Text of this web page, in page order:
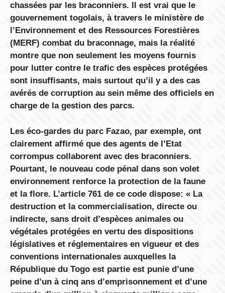
chassées par les braconniers. Il est vrai que le
gouvernement togolais, à travers le ministère de
l’Environnement et des Ressources Forestières
(MERF) combat du braconnage, mais la réalité
montre que non seulement les moyens fournis
pour lutter contre le trafic des espèces protégées
sont insuffisants, mais surtout qu’il y a des cas
avérés de corruption au sein même des officiels en
charge de la gestion des parcs.
Les éco-gardes du parc Fazao, par exemple, ont
clairement affirmé que des agents de l’Etat
corrompus collaborent avec des braconniers.
Pourtant, le nouveau code pénal dans son volet
environnement renforce la protection de la faune
et la flore. L’article 761 de ce code dispose: « La
destruction et la commercialisation, directe ou
indirecte, sans droit d’espèces animales ou
végétales protégées en vertu des dispositions
législatives et réglementaires en vigueur et des
conventions internationales auxquelles la
République du Togo est partie est punie d’une
peine d’un à cinq ans d’emprisonnement et d’une